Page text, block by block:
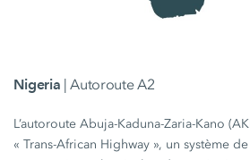
Nigeria | Autoroute A2
L’autoroute Abuja-Kaduna-Zaria-Kano
« Trans-African Highway », un système